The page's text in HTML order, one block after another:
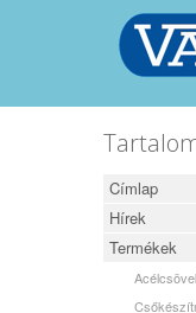
Címlap
Hírek
Termékek